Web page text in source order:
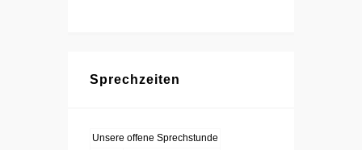
Sprechzeiten
Unsere offene Sprechstunde